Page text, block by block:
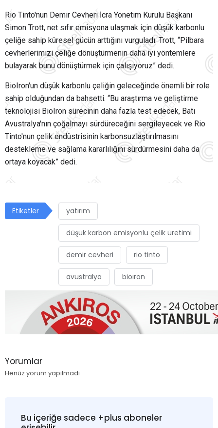
Rio Tinto'nun Demir Cevheri İcra Yönetim Kurulu Başkanı
Simon Trott, net sıfır emisyona ulaşmak için düşük karbonlu
çeliğe sahip küresel gücün arttığını vurguladı.Trott, “Pilbara
cevherlerimizi çeliğe dönüştürmenin daha iyi yöntemlere
bulayarak bunu dönüştürmek için çalışıyoruz” dedi.
BioIron'un düşük karbonlu çeliğin geleceğinde önemli bir role
sahip olduğundan da bahsetti. “Bu araştırma ve geliştirme
teknolojisi BioIron sürecinin daha fazla test edecek, Batı
Avustralya'nın çoğalmayı sürdüreceğini sergileyecek ve Rio
Tinto'nun çelik endüstrisinin karbonsuzlaştırılmasını
destekleme ve sağlama kararlılığını sürdürmesini daha da
ortaya koyacak” dedi.
Etiketler yatırım
düşük karbon emisyonlu çelik üretimi
demir cevheri rio tinto
avustralya bioıron
Yorumlar
Henüz yorum yapılmadı
Bu içeriğe sadece +plus aboneler